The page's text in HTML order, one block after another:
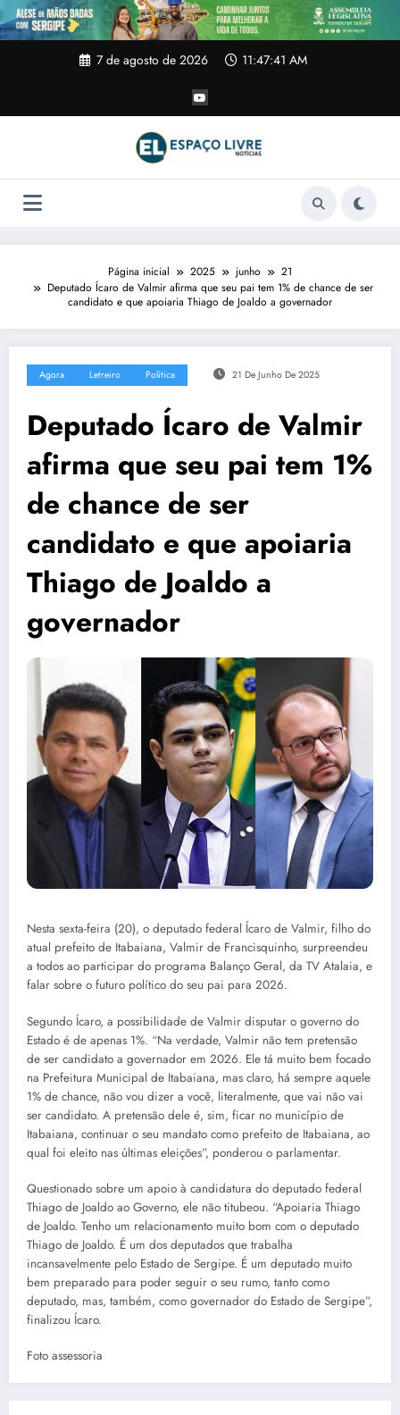
Pular
para
o
7 de agosto de 2026 11:47:42 AM
Página inicial 2025 junho
21
Deputado Ícaro de Valmir afirma que seu pai tem 1% de chance de ser
candidato e que apoiaria Thiago de Joaldo a governador
Agora Letreiro Politica 21 De Junho De 2025
Deputado Ícaro de Valmir
afirma que seu pai tem 1%
de chance de ser
candidato e que apoiaria
Thiago de Joaldo a
governador
Nesta sexta-feira (20), o deputado federal Ícaro de Valmir, filho do
atual prefeito de Itabaiana, Valmir de Francisquinho, surpreendeu
a todos ao participar do programa Balanço Geral, da TV Atalaia, e
falar sobre o futuro político do seu pai para 2026.
Segundo Ícaro, a possibilidade de Valmir disputar o governo do
Estado é de apenas 1%. “Na verdade, Valmir não tem pretensão
de ser candidato a governador em 2026. Ele tá muito bem focado
na Prefeitura Municipal de Itabaiana, mas claro, há sempre aquele
1% de chance, não vou dizer a você, literalmente, que vai não vai
ser candidato. A pretensão dele é, sim, ficar no município de
Itabaiana, continuar o seu mandato como prefeito de Itabaiana, ao
qual foi eleito nas últimas eleições”, ponderou o parlamentar.
Questionado sobre um apoio à candidatura do deputado federal
Thiago de Joaldo ao Governo, ele não titubeou. “Apoiaria Thiago
de Joaldo. Tenho um relacionamento muito bom com o deputado
Thiago de Joaldo. É um dos deputados que trabalha
incansavelmente pelo Estado de Sergipe. É um deputado muito
bem preparado para poder seguir o seu rumo, tanto como
deputado, mas, também, como governador do Estado de Sergipe”,
finalizou Ícaro.
Foto assessoria